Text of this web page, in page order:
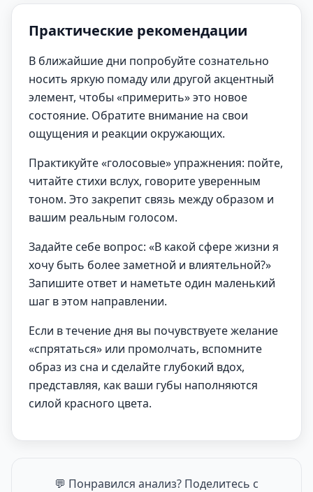
Практические рекомендации
В ближайшие дни попробуйте сознательно
носить яркую помаду или другой акцентный
элемент, чтобы «примерить» это новое
состояние. Обратите внимание на свои
ощущения и реакции окружающих.
Практикуйте «голосовые» упражнения: пойте,
читайте стихи вслух, говорите уверенным
тоном. Это закрепит связь между образом и
вашим реальным голосом.
Задайте себе вопрос: «В какой сфере жизни я
хочу быть более заметной и влиятельной?»
Запишите ответ и наметьте один маленький
шаг в этом направлении.
Если в течение дня вы почувствуете желание
«спрятаться» или промолчать, вспомните
образ из сна и сделайте глубокий вдох,
представляя, как ваши губы наполняются
силой красного цвета.
💬 Понравился анализ? Поделитесь с